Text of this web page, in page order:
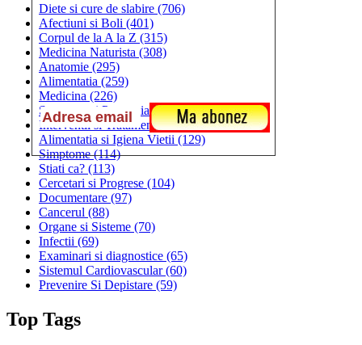
Diete si cure de slabire (706)
Afectiuni si Boli (401)
Corpul de la A la Z (315)
Medicina Naturista (308)
Anatomie (295)
Alimentatia (259)
Medicina (226)
Sanatatea si Preventia(170)
Interventii si Tratamente(167)
Alimentatia si Igiena Vietii (129)
Simptome(114)
Stiati ca? (113)
Cercetari si Progrese (104)
Documentare (97)
Cancerul (88)
Organe si Sisteme (70)
Infectii (69)
Examinari si diagnostice (65)
Sistemul Cardiovascular(60)
Prevenire Si Depistare (59)
Top Tags